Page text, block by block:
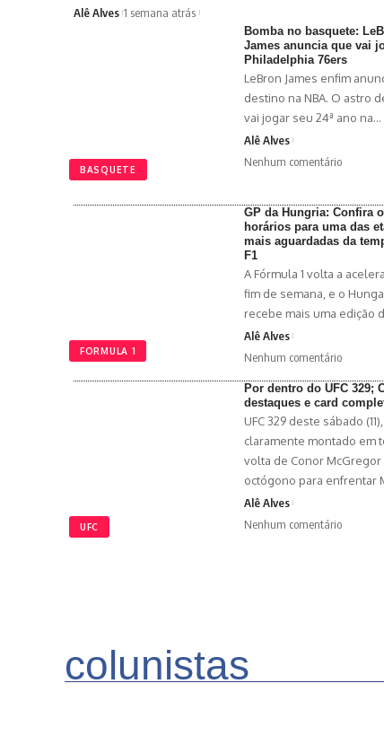
Alê Alves 1 semana atrás
BASQUETE
Bomba no basquete:
James anuncia que vai
Philadelphia 76ers
LeBron James enfim
destino na NBA. O astro
vai jogar seu 24ª ano na…
Alê Alves
Nenhum comentário
FORMULA 1
GP da Hungria: Confira
horários para uma das
mais aguardadas da
F1
A Fórmula 1 volta a
fim de semana, e o
recebe mais uma edição
Alê Alves
Nenhum comentário
UFC
Por dentro do UFC 329;
destaques e card
UFC 329 deste sábado
claramente montado em
volta de Conor McGregor
octógono para enfrentar
Alê Alves
Nenhum comentário
colunistas